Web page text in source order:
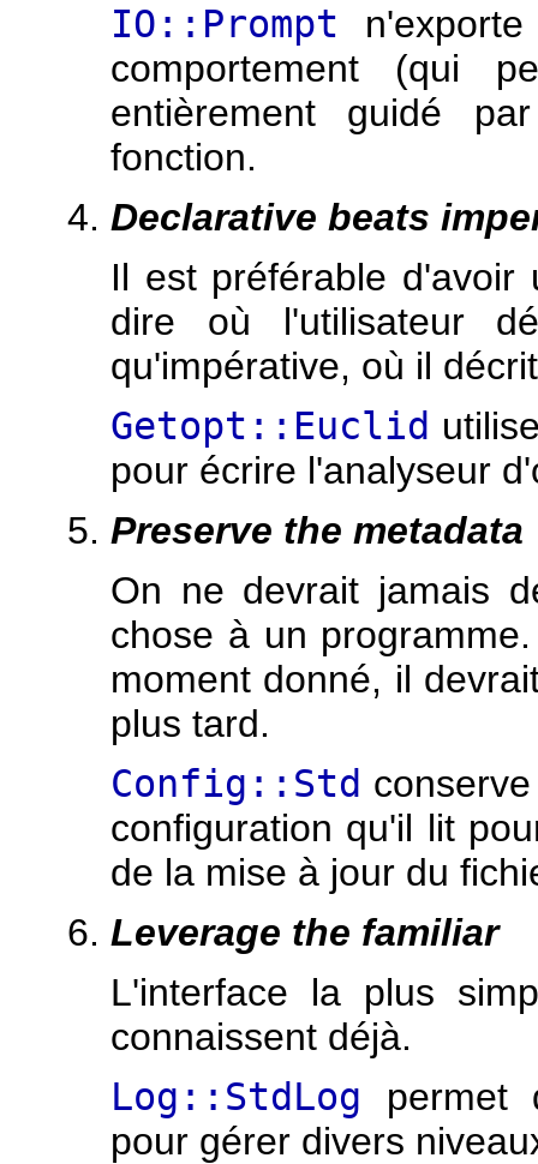
IO::Prompt
comportement (qui
entièrement guidé
fonction.
Declarative beats
Il est préférable d'avoir
dire où l'utilisateur
qu'impérative, où il
Getopt::Euclid
pour écrire l'analyseur
Preserve the metadata
On ne devrait jamais
chose à un
moment donné, il
plus tard.
Config::Std
configuration qu'il lit
de la mise à jour du
Leverage the familiar
L'interface la plus
connaissent déjà.
Log::StdLog permet
pour gérer divers